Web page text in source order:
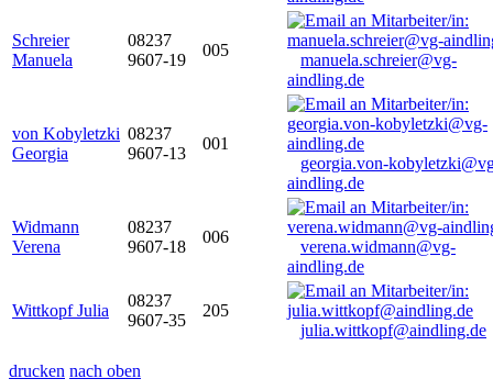
Schreier
Manuela
08237
9607-19
005
manuela.schreier@vg-
aindling.de
von Kobyletzki
Georgia
08237
9607-13
001
georgia.von-
aindling.de
Widmann
Verena
08237
9607-18
006
verena.widmann@vg-
aindling.de
Wittkopf Julia
08237
9607-35
205
julia.wittkopf@aindling.de
drucken nach oben